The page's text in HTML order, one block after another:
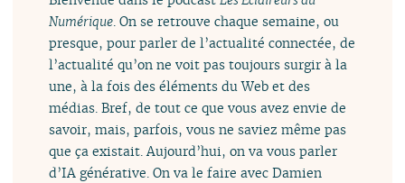
Numérique. On se retrouve chaque semaine, ou
presque, pour parler de l’actualité connectée, de
l’actualité qu’on ne voit pas toujours surgir à la
une, à la fois des éléments du Web et des
médias. Bref, de tout ce que vous avez envie de
savoir, mais, parfois, vous ne saviez même pas
que ça existait. Aujourd’hui, on va vous parler
d’IA générative. On va le faire avec Damien